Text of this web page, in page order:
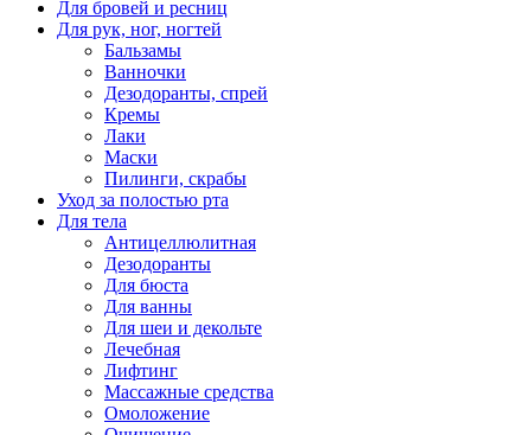
Для бровей и ресниц
Для рук, ног, ногтей
Бальзамы
Ванночки
Дезодоранты, спрей
Кремы
Лаки
Маски
Пилинги, скрабы
Уход за полостью рта
Для тела
Антицеллюлитная
Дезодоранты
Для бюста
Для ванны
Для шеи и декольте
Лечебная
Лифтинг
Массажные средства
Омоложение